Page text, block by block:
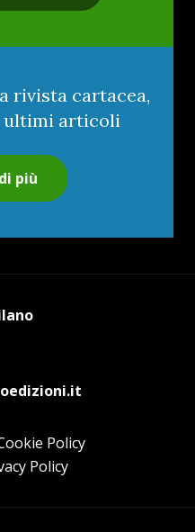
rivista cartacea,
ultimi articoli
più
Policy
Policy